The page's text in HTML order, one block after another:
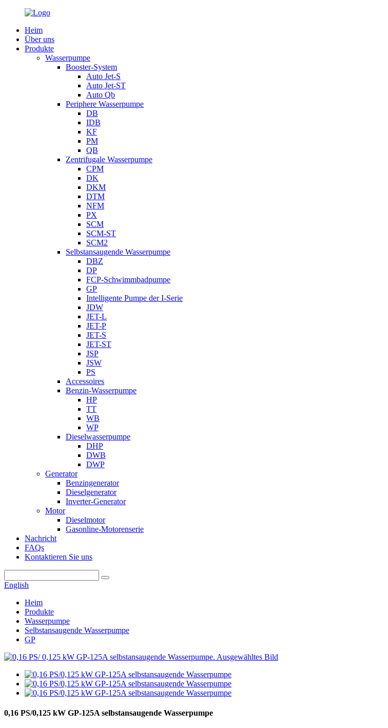
Heim
Über uns
Produkte
Wasserpumpe
Booster-System
Auto Jet-S
Auto Jet-ST
Auto Qb
Periphere Wasserpumpe
DB
IDB
KF
PM
QB
Zentrifugale Wasserpumpe
CPM
DK
DKM
DTM
NFM
PX
SCM
SCM-ST
SCM2
Selbstansaugende Wasserpumpe
DBZ
DP
FCP-Schwimmbadpumpe
GP
Intelligente Pumpe der I-Serie
JDW
JET-L
JET-P
JET-S
JET-ST
JSP
JSW
PS
Accessoires
Benzin-Wasserpumpe
HP
TT
WB
WP
Dieselwasserpumpe
DHP
DWB
DWP
Generator
Benzingenerator
Dieselgenerator
Inverter-Generator
Motor
Dieselmotor
Gasonline-Motorenserie
Nachricht
FAQs
Kontaktieren Sie uns
English
Heim
Produkte
Wasserpumpe
Selbstansaugende Wasserpumpe
GP
0,16 PS/0,125 kW GP-125A selbstansaugende Wasserpumpe